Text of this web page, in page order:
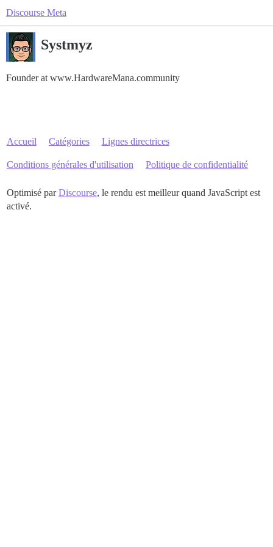
Discourse Meta
Systmyz
Founder at www.HardwareMana.community
Accueil Catégories Lignes directrices
Conditions générales d'utilisation Politique de confidentialité
Optimisé parDiscourse, le rendu est meilleur quand JavaScript est
activé.